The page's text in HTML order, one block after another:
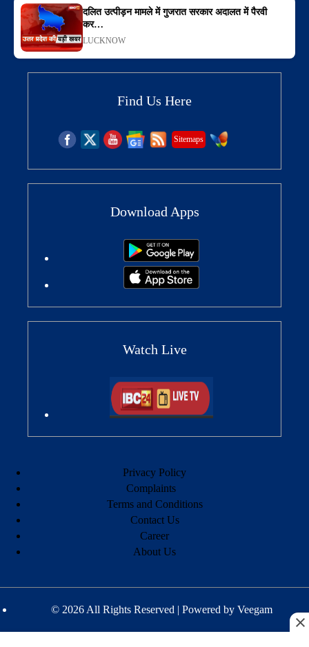
दलित उत्पीड़न मामले में गुजरात सरकार अदालत में पैरवी
कर…
LUCKNOW
Find Us Here
Sitemaps
Download Apps
Watch Live
Privacy Policy
Complaints
Terms and Conditions
Contact Us
Career
About Us
© 2026 All Rights Reserved | Powered by Veegam